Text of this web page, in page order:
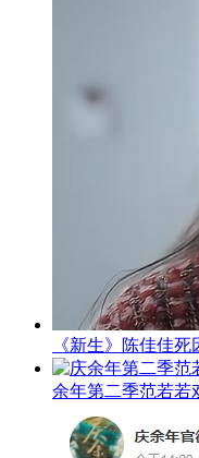
《新生》陈佳佳
余年第二季范若若